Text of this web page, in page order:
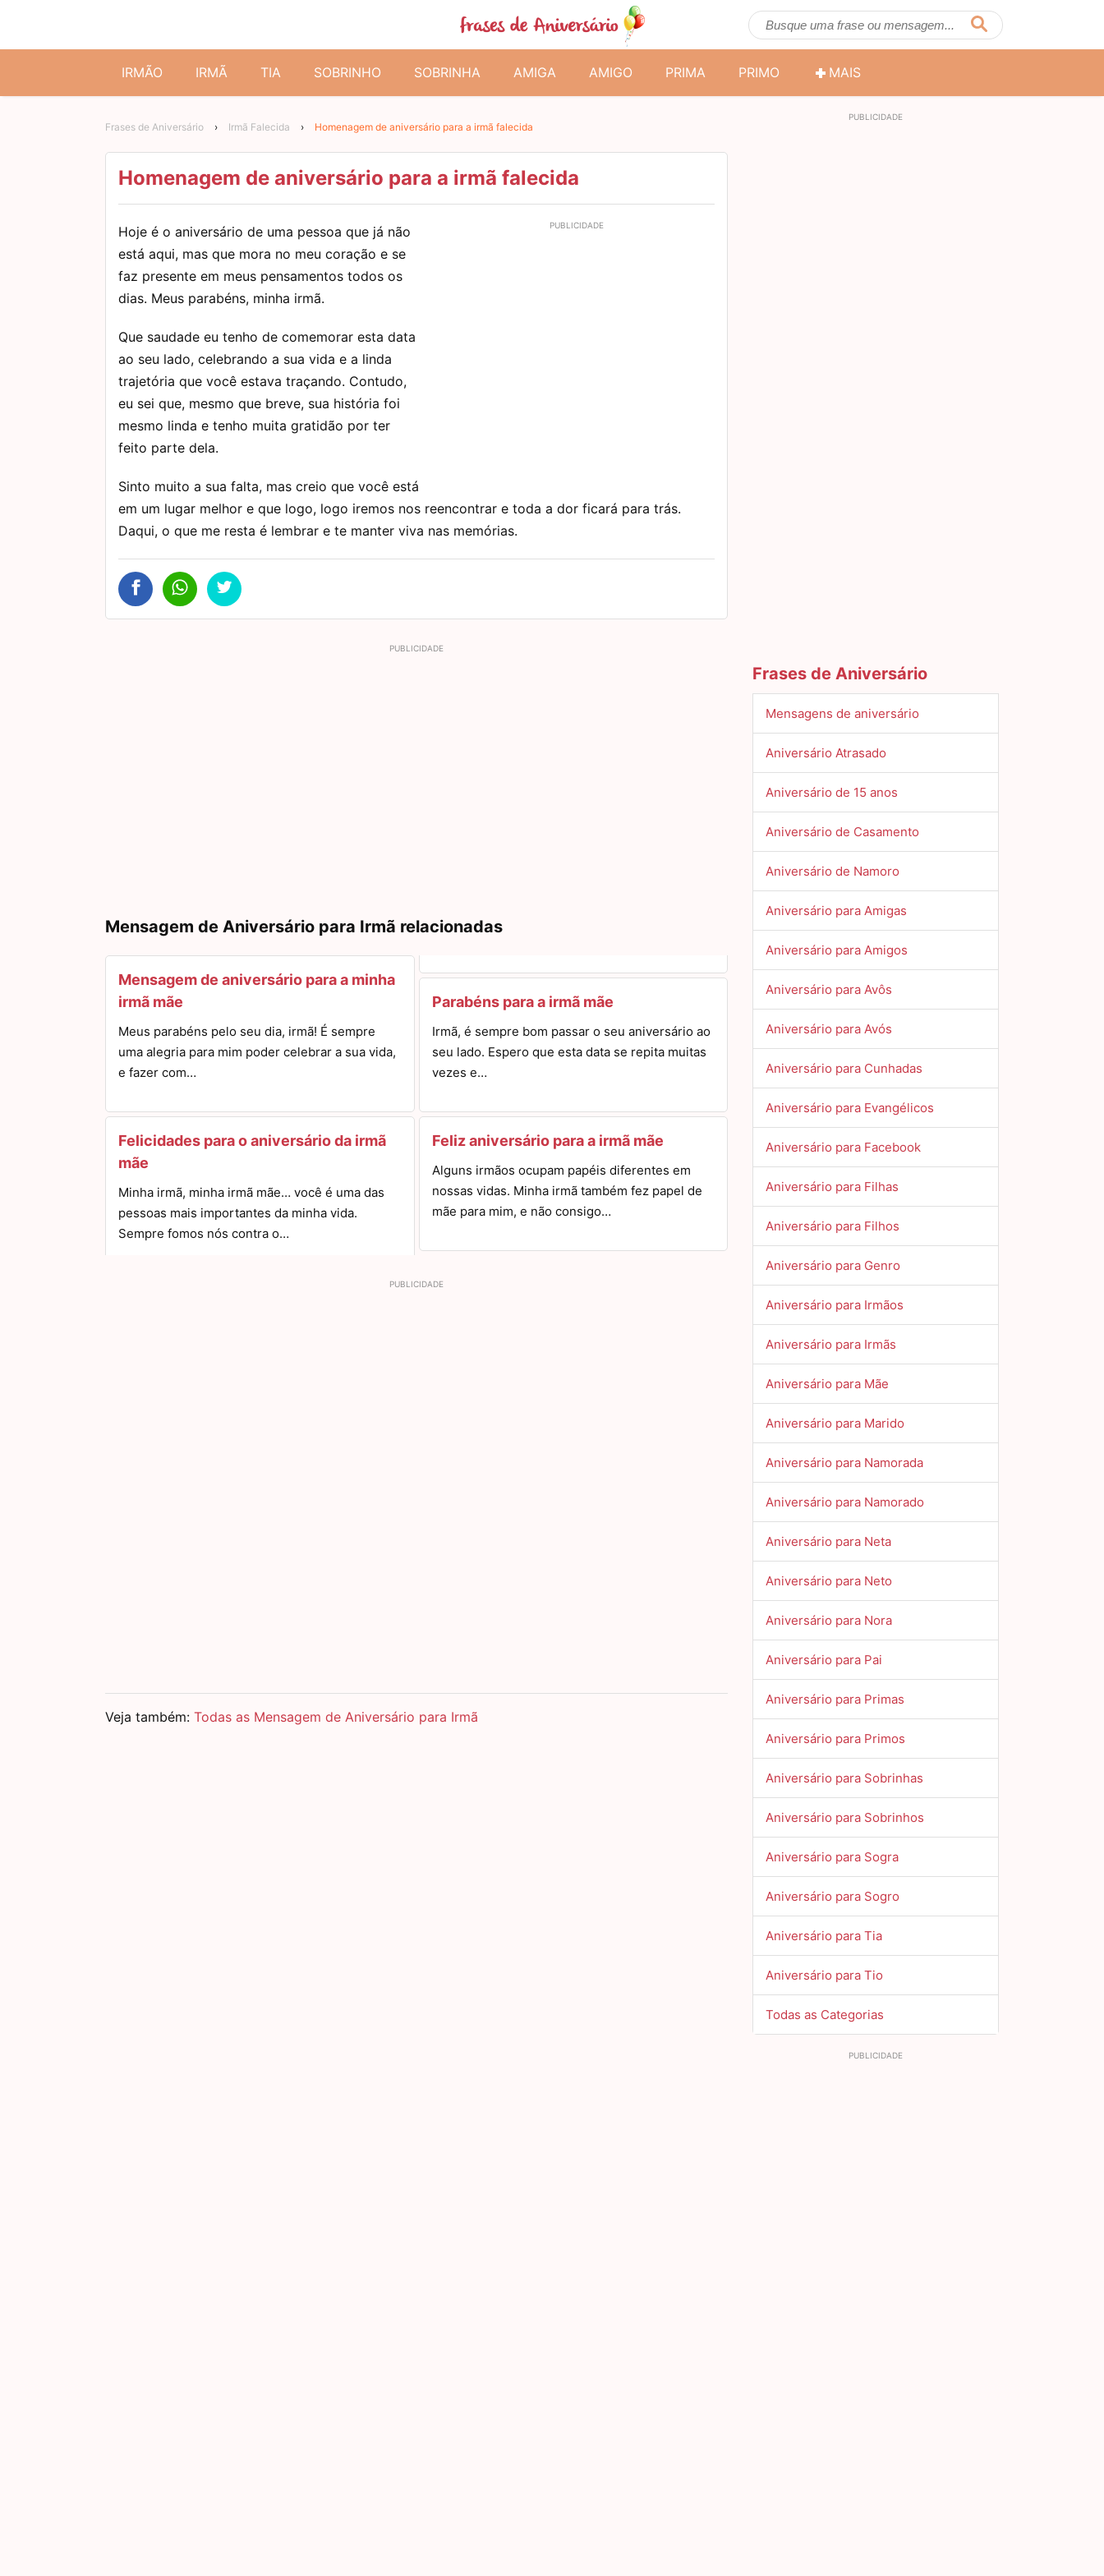
IRMÃO IRMÃ TIA SOBRINHO SOBRINHA AMIGA AMIGO PRIMA PRIMO MAIS
Frases de Aniversário › Irmã Falecida › Homenagem de aniversário para a irmã falecida
Homenagem de aniversário para a irmã falecida
Hoje é o aniversário de uma pessoa que já não
está aqui, mas que mora no meu coração e se
faz presente em meus pensamentos todos os
dias. Meus parabéns, minha irmã.
Que saudade eu tenho de comemorar esta data
ao seu lado, celebrando a sua vida e a linda
trajetória que você estava traçando. Contudo,
eu sei que, mesmo que breve, sua história foi
mesmo linda e tenho muita gratidão por ter
feito parte dela.
Sinto muito a sua falta, mas creio que você está
em um lugar melhor e que logo, logo iremos nos reencontrar e toda a dor ficará para trás.
Daqui, o que me resta é lembrar e te manter viva nas memórias.
Mensagem de Aniversário para Irmã relacionadas
Mensagem de aniversário para a minha
irmã mãe
Meus parabéns pelo seu dia, irmã! É sempre
uma alegria para mim poder celebrar a sua vida,
e fazer com…
Felicidades para o aniversário da irmã
mãe
Minha irmã, minha irmã mãe… você é uma das
pessoas mais importantes da minha vida.
Sempre fomos nós contra o…
Parabéns para a irmã mãe
Irmã, é sempre bom passar o seu aniversário ao
seu lado. Espero que esta data se repita muitas
vezes e…
Feliz aniversário para a irmã mãe
Alguns irmãos ocupam papéis diferentes em
nossas vidas. Minha irmã também fez papel de
mãe para mim, e não consigo…
Veja também: Todas as Mensagem de Aniversário para Irmã
Frases de Aniversário
Mensagens de aniversário
Aniversário Atrasado
Aniversário de 15 anos
Aniversário de Casamento
Aniversário de Namoro
Aniversário para Amigas
Aniversário para Amigos
Aniversário para Avôs
Aniversário para Avós
Aniversário para Cunhadas
Aniversário para Evangélicos
Aniversário para Facebook
Aniversário para Filhas
Aniversário para Filhos
Aniversário para Genro
Aniversário para Irmãos
Aniversário para Irmãs
Aniversário para Mãe
Aniversário para Marido
Aniversário para Namorada
Aniversário para Namorado
Aniversário para Neta
Aniversário para Neto
Aniversário para Nora
Aniversário para Pai
Aniversário para Primas
Aniversário para Primos
Aniversário para Sobrinhas
Aniversário para Sobrinhos
Aniversário para Sogra
Aniversário para Sogro
Aniversário para Tia
Aniversário para Tio
Todas as Categorias